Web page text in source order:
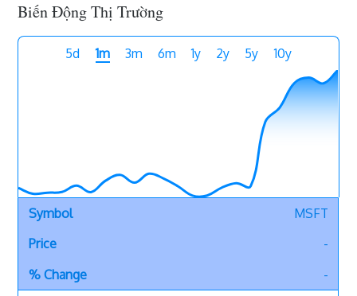
Biến Động Thị Trường
5d 1m 3m 6m 1y 2y 5y 10y
MSFT
-
-